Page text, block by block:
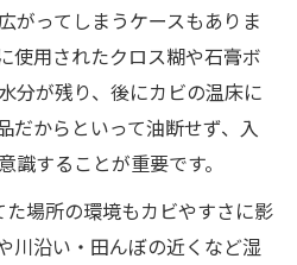
がってしまうケースもありま
使用されたクロス糊や石膏ボ
分が残り、後にカビの温床に
だからといって油断せず、入
識することが重要です。
た場所の環境もカビやすさに影
川沿い・田んぼの近くなど湿